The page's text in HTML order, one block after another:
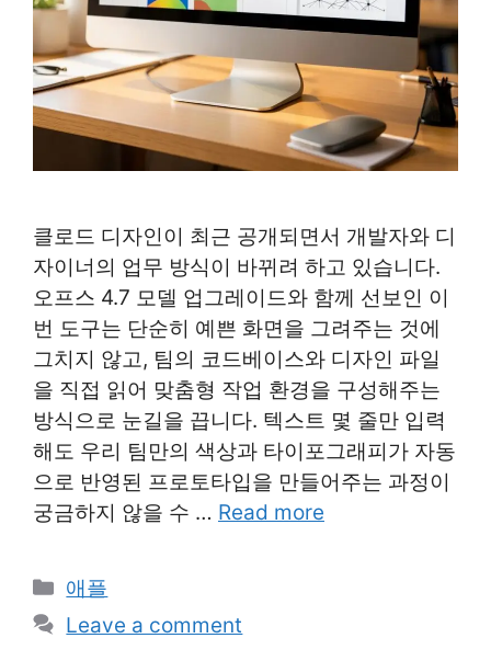
클로드 디자인이 최근 공개되면서 개발자와 디
자이너의 업무 방식이 바뀌려 하고 있습니다.
오프스 4.7 모델 업그레이드와 함께 선보인 이
번 도구는 단순히 예쁜 화면을 그려주는 것에
그치지 않고, 팀의 코드베이스와 디자인 파일
을 직접 읽어 맞춤형 작업 환경을 구성해주는
방식으로 눈길을 끕니다. 텍스트 몇 줄만 입력
해도 우리 팀만의 색상과 타이포그래피가 자동
으로 반영된 프로토타입을 만들어주는 과정이
궁금하지 않을 수 … Read more
Categories
애플
Leave a comment